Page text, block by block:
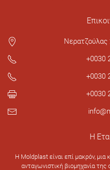
Νερατζούλας
+0030
+0030
+0030
Η
H Moldplast είναι επί μακρόν,
ανταγωνιστική βιομηχανία της